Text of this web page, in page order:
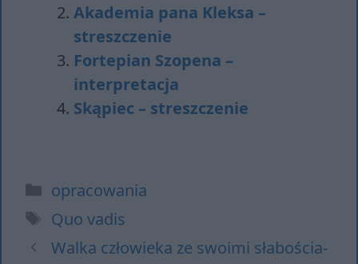
Akademia pana Kleksa –
streszczenie
Fortepian Szopena –
interpretacja
Skąpiec – streszczenie
Kategorie
opracowania
Tagi
Quo vadis
Wal­ka czło­wie­ka ze swo­imi sła­bo­ścia­